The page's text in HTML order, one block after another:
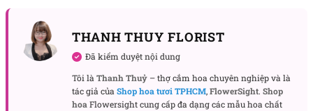
THANH THUY FLORIST
Đã kiểm duyệt nội dung
Tôi làThanh Thuỷ – thợ cắm hoa chuyên nghiệp và là
tác giả củaShop hoa tươi TPHCM,FlowerSight. Shop
hoaFlowersight cung cấp đa dạng các mẫu hoa chất